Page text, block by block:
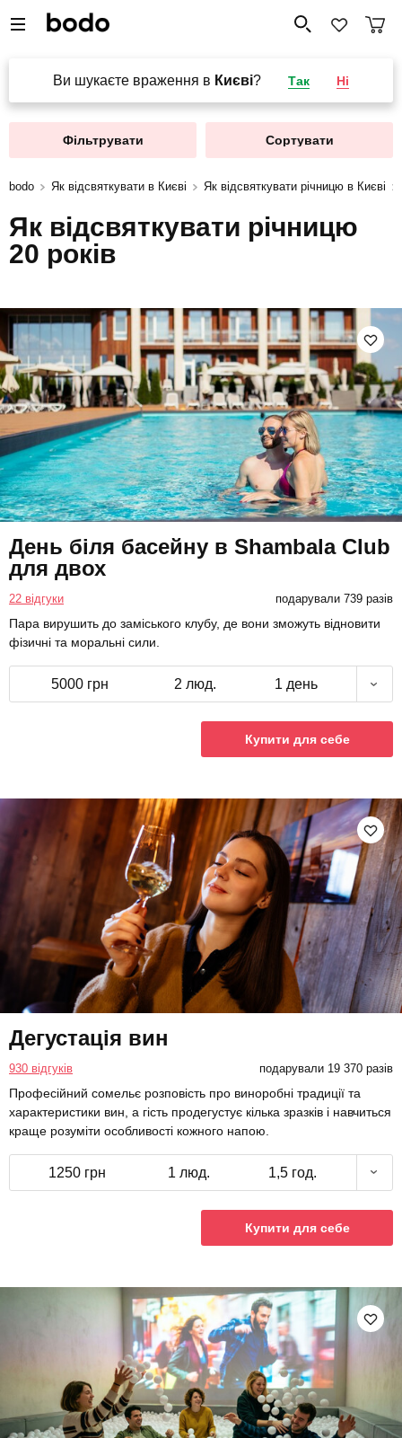
Ви шукаєте враження в Києві? Так Ні
Фільтрувати Сортувати
bodo Як відсвяткувати в Києві Як відсвяткувати річницю в Києві
Як відсвяткувати річницю
20 років
День біля басейну в Shambala Club
для двох
22 відгуки подарували 739 разів
Пара вирушить до заміського клубу, де вони зможуть відновити
фізичні та моральні сили.
5000 грн 2 люд. 1 день
Купити для себе
Дегустація вин
930 відгуків подарували 19 370 разів
Професійний сомельє розповість про виноробні традиції та
характеристики вин, а гість продегустує кілька зразків і навчиться
краще розуміти особливості кожного напою.
1250 грн 1 люд. 1,5 год.
Купити для себе